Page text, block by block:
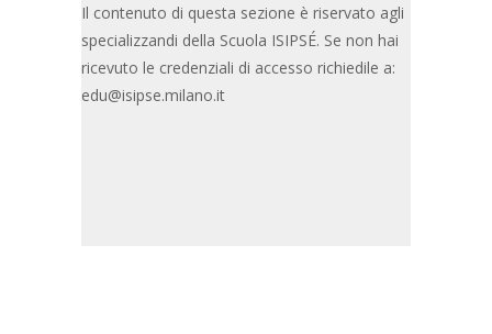
Il contenuto di questa sezione è riservato agli
specializzandi della Scuola ISIPSÉ. Se non hai
ricevuto le credenziali di accesso richiedile a:
edu@isipse.milano.it